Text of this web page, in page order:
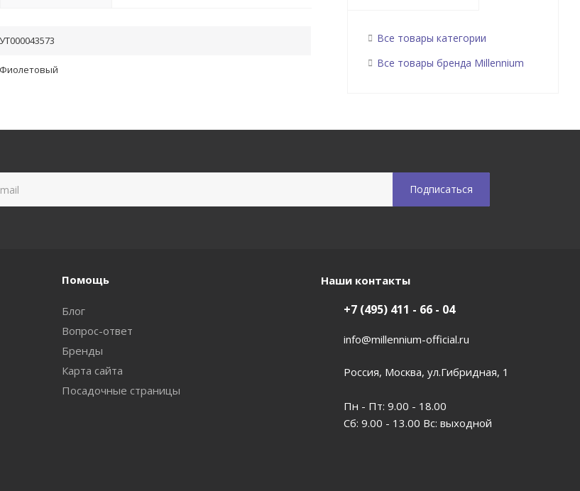
УТ000043573
Фиолетовый
Все товары категории
Все товары бренда Millennium
Помощь
Блог
Вопрос-ответ
Бренды
Карта сайта
Посадочные страницы
Наши контакты
+7 (495) 411 - 66 - 04
info@millennium-official.ru
Россия, Москва, ул.Гибридная, 1
Пн - Пт: 9.00 - 18.00
Сб: 9.00 - 13.00 Вс: выходной